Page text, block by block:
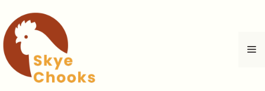
para
o
conteúdo